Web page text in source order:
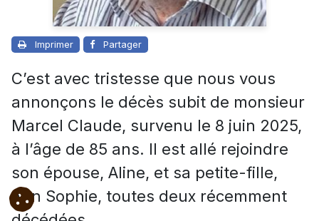
Imprimer Partager
C’est avec tristesse que nous vous
annonçons le décès subit de monsieur
Marcel Claude, survenu le 8 juin 2025,
à l’âge de 85 ans. Il est allé rejoindre
son épouse, Aline, et sa petite-fille,
Ann Sophie, toutes deux récemment